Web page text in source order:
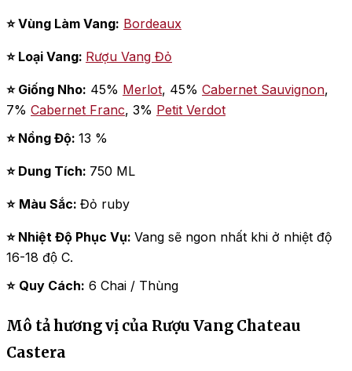
⭐ Vùng Làm Vang: Bordeaux
⭐ Loại Vang: Rượu Vang Đỏ
⭐ Giống Nho: 45% Merlot, 45% Cabernet Sauvignon,
7% Cabernet Franc, 3% Petit Verdot
⭐ Nồng Độ: 13 %
⭐ Dung Tích: 750 ML
⭐ Màu Sắc: Đỏ ruby
⭐ Nhiệt Độ Phục Vụ: Vang sẽ ngon nhất khi ở nhiệt độ
16-18 độ C.
⭐ Quy Cách: 6 Chai / Thùng
Mô tả hương vị của Rượu Vang Chateau
Castera